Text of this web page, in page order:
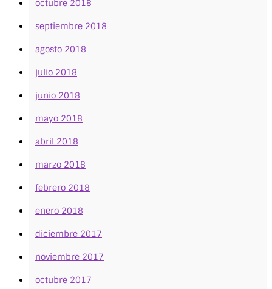
octubre 2018
septiembre 2018
agosto 2018
julio 2018
junio 2018
mayo 2018
abril 2018
marzo 2018
febrero 2018
enero 2018
diciembre 2017
noviembre 2017
octubre 2017